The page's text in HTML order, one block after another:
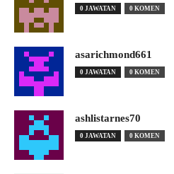
0 JAWATAN 0 KOMEN
asarichmond661
0 JAWATAN 0 KOMEN
ashlistarnes70
0 JAWATAN 0 KOMEN